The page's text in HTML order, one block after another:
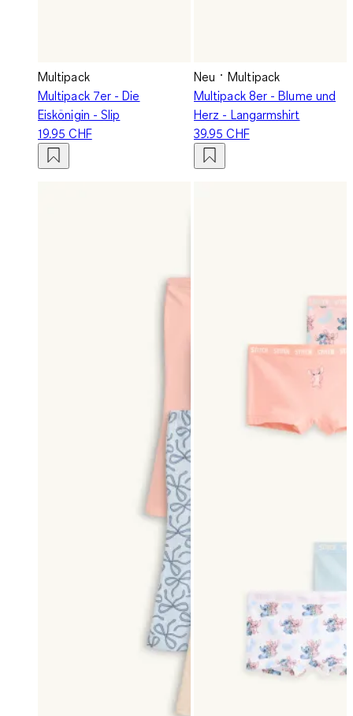
Multipack
Multipack 7er - Die
Eiskönigin - Slip
19.95 CHF
Neu
Multipack
Multipack 8er - Blume und
Herz - Langarmshirt
39.95 CHF